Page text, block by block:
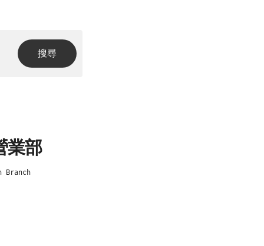
業部
Branch